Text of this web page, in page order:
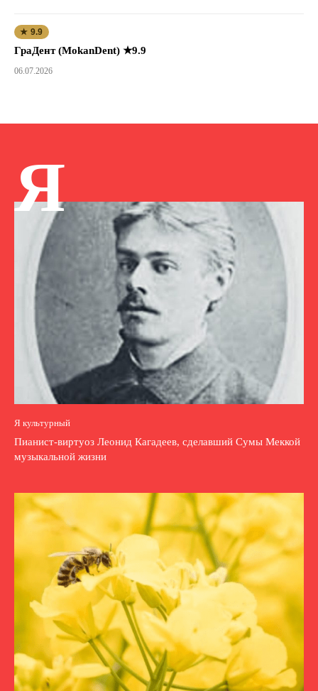
★ 9.9
ГраДент (MokanDent) ★9.9
06.07.2026
Я
Я культурный
Пианист-виртуоз Леонид Кагадеев, сделавший Сумы Меккой
музыкальной жизни